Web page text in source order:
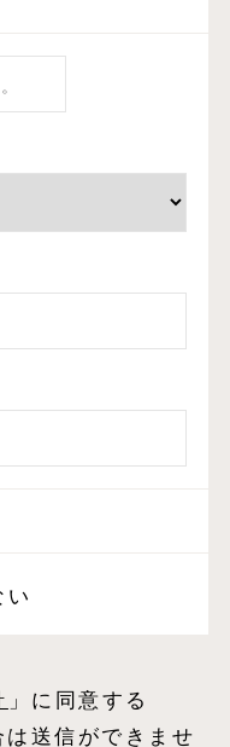
い
」に同意する
送信ができませ